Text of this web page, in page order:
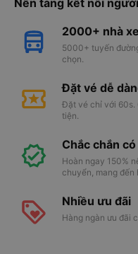
Nền tảng kết nối
2000+ nhà
5000+ tuyến
chọn.
Đặt vé dễ
Đặt vé chỉ với 60s.
tiện.
Chắc chắn
Hoàn ngay 150%
chuyển, mang đến
Nhiều ưu đãi
Hàng ngàn ưu đãi